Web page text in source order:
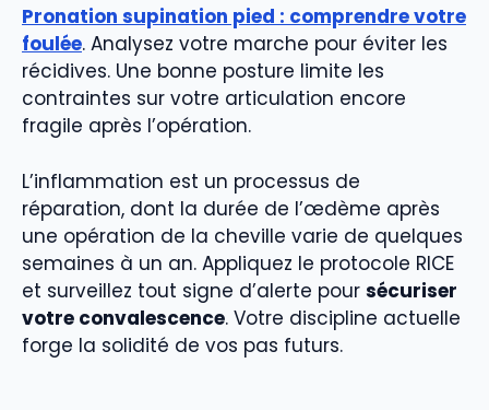
Pronation supination pied : comprendre votre
foulée. Analysez votre marche pour éviter les
récidives. Une bonne posture limite les
contraintes sur votre articulation encore
fragile après l’opération.
L’inflammation est un processus de
réparation, dont la durée de l’œdème après
une opération de la cheville varie de quelques
semaines à un an. Appliquez le protocole RICE
et surveillez tout signe d’alerte pour sécuriser
votre convalescence. Votre discipline actuelle
forge la solidité de vos pas futurs.